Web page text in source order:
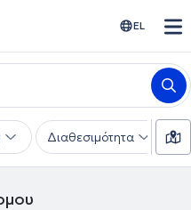
EL
Διαθεσιμότητα